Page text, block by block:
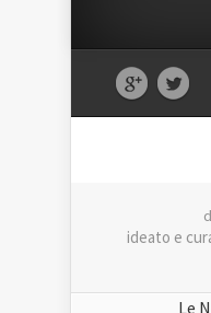
ideato e
Le